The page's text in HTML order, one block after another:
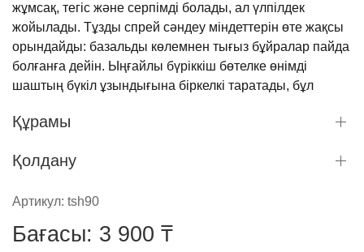
жұмсақ, тегіс және серпімді болады, ал үлпілдек
жойылады. Тұзды спрей сәндеу міндеттерін өте жақсы
орындайды: базальды көлемнен тығыз бұйралар пайда
болғанға дейін. Ыңғайлы бүріккіш бөтелке өнімді
шаштың бүкіл ұзындығына біркелкі таратады, бұл
Құрамы
Қолдану
Артикул: tsh90
Бағасы: 3 900 ₸